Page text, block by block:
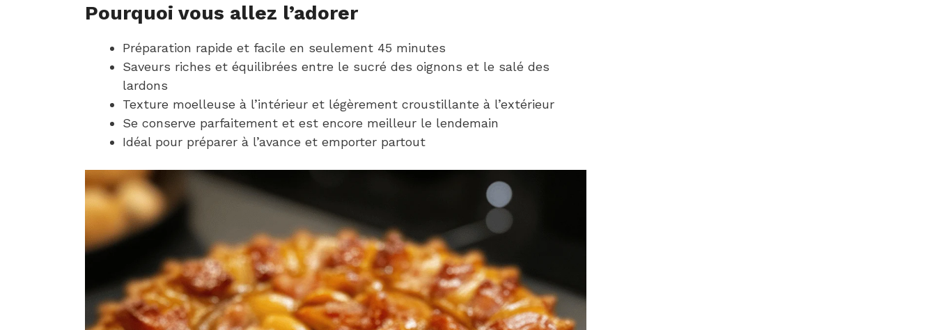
Pourquoi vous allez l’adorer
Préparation rapide et facile en seulement 45 minutes
Saveurs riches et équilibrées entre le sucré des oignons et le salé des
lardons
Texture moelleuse à l’intérieur et légèrement croustillante à l’extérieur
Se conserve parfaitement et est encore meilleur le lendemain
Idéal pour préparer à l’avance et emporter partout